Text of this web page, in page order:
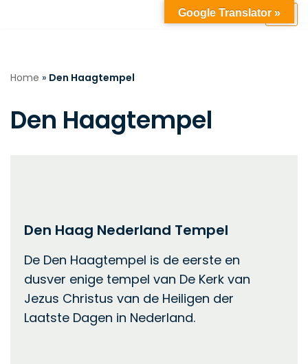
Home » Den Haagtempel
Den Haagtempel
Den Haag Nederland Tempel
De Den Haagtempel is de eerste en
dusver enige tempel van De Kerk van
Jezus Christus van de Heiligen der
Laatste Dagen in Nederland.
Google Translator »